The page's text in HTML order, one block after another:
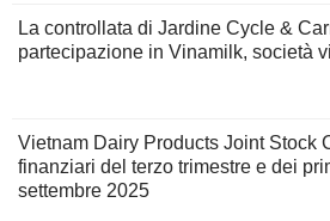
La controllata di Jardine Cycle &
partecipazione in Vinamilk, società
Vietnam Dairy Products Joint Stock
finanziari del terzo trimestre e dei
settembre 2025